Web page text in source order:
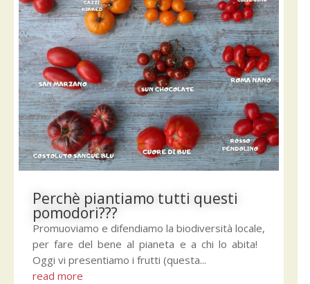
Perchè piantiamo tutti questi
pomodori???
Promuoviamo e difendiamo la biodiversità locale,
per fare del bene al pianeta e a chi lo abita!
Oggi vi presentiamo i frutti (questa...
read more